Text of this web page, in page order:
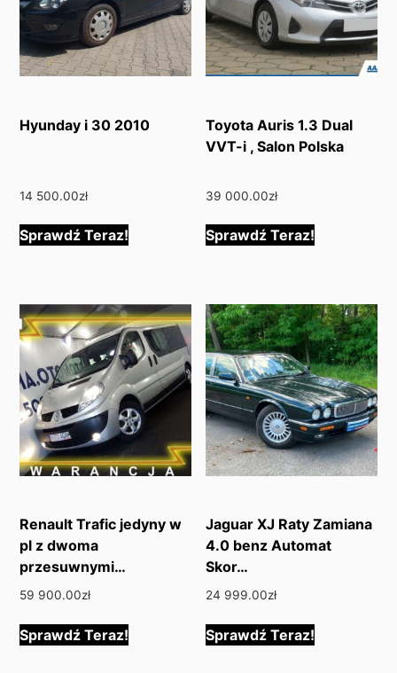
Hyunday i 30 2010
14 500.00zł
Sprawdź Teraz!
Toyota Auris 1.3 Dual
VVT-i , Salon Polska
39 000.00zł
Sprawdź Teraz!
Renault Trafic jedyny w
pl z dwoma
przesuwnymi…
59 900.00zł
Sprawdź Teraz!
Jaguar XJ Raty Zamiana
4.0 benz Automat
Skor…
24 999.00zł
Sprawdź Teraz!